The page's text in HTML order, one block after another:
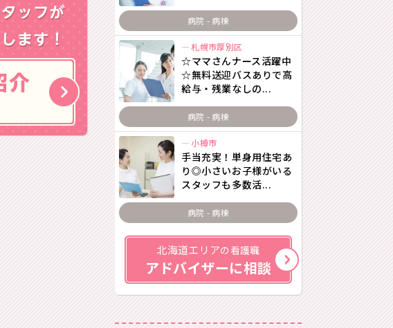
病院 - 病棟
札幌市厚別区
☆ママさんナース活躍中
☆無料送迎バスありで高
給与・残業なしの...
病院 - 病棟
小樽市
手当充実！単身用住宅あ
り◎小さいお子様がいる
スタッフも多数活...
病院 - 病棟
北海道エリアの看護職
アドバイザーに相談